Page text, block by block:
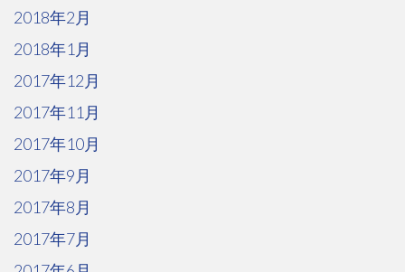
2018年2月
2018年1月
2017年12月
2017年11月
2017年10月
2017年9月
2017年8月
2017年7月